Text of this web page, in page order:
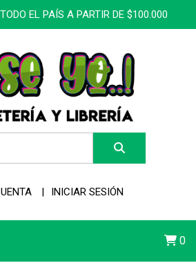
EL PAÍS A PARTIR DE $100.000
INICIAR SESIÓN
0